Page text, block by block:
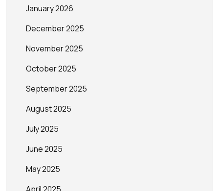
January 2026
December 2025
November 2025
October 2025
September 2025
August 2025
July 2025
June 2025
May 2025